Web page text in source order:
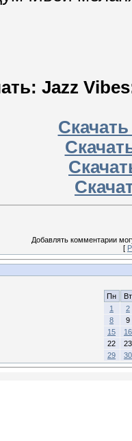
Jazz
Добавлять комментарии
[
Пн
Вт
1
2
8
9
15
16
22
23
29
30